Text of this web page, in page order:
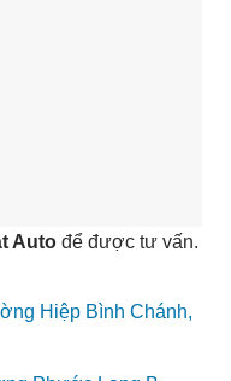
Auto để được tư vấn.
Hiệp Bình Chánh,